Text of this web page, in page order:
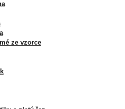
ze vzorce